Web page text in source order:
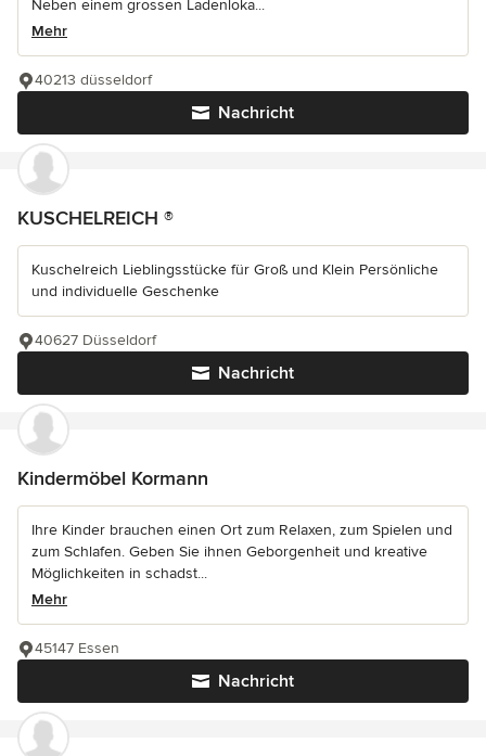
Neben einem grossen Ladenloka...
Mehr
Nachricht
40213 düsseldorf
KUSCHELREICH ®
Kuschelreich Lieblingsstücke für Groß und Klein Persönliche
und individuelle Geschenke
Nachricht
40627 Düsseldorf
Kindermöbel Kormann
Ihre Kinder brauchen einen Ort zum Relaxen, zum Spielen und
zum Schlafen. Geben Sie ihnen Geborgenheit und kreative
Möglichkeiten in schadst...
Mehr
Nachricht
45147 Essen